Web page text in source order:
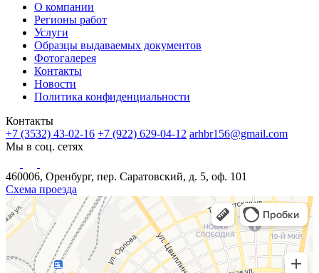
О компании
Регионы работ
Услуги
Образцы выдаваемых документов
Фотогалерея
Контакты
Новости
Политика конфиденциальности
Контакты
+7 (3532) 43-02-16 +7 (922) 629-04-12 arhbr156@gmail.com
Мы в соц. сетях
460006, Оренбург, пер. Саратовский, д. 5, оф. 101
Схема проезда